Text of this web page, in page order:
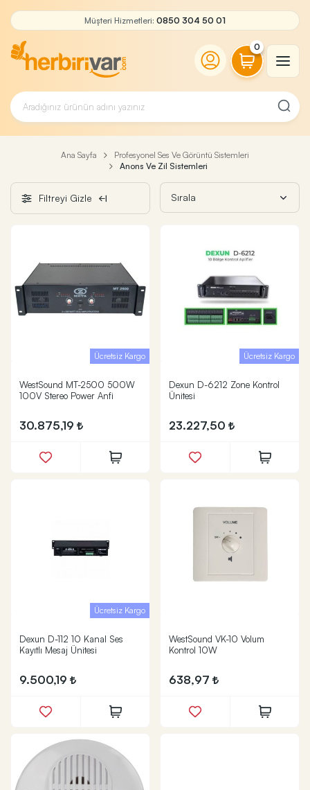
Müşteri Hizmetleri: 0850 304 50 01
0
Ana Sayfa
Profesyonel Ses Ve Görüntü Sistemleri
Anons Ve Zil Sistemleri
Filtreyi Gizle
Ücretsiz Kargo
WestSound MT-2500 500W
100V Stereo Power Anfi
30.875,19
Ücretsiz Kargo
Dexun D-6212 Zone Kontrol
Ünitesi
23.227,50
Ücretsiz Kargo
Dexun D-112 10 Kanal Ses
Kayıtlı Mesaj Ünitesi
9.500,19
WestSound VK-10 Volum
Kontrol 10W
638,97